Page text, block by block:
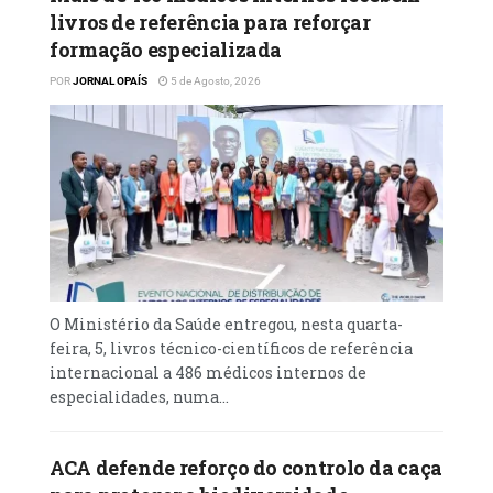
livros de referência para reforçar
formação especializada
PORJORNAL OPAÍS 5 de Agosto, 2026
O Ministério da Saúde entregou, nesta quarta-
feira, 5, livros técnico-científicos de referência
internacional a 486 médicos internos de
especialidades, numa...
ACA defende reforço do controlo da caça